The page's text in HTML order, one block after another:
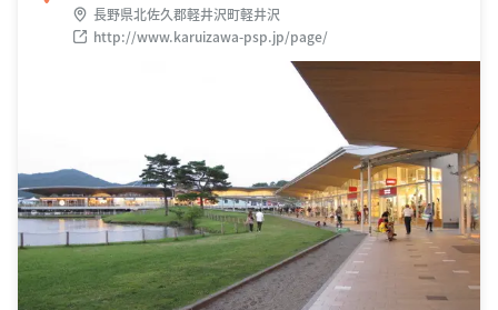
長野県北佐久郡軽井沢町軽井沢
http://www.karuizawa-psp.jp/page/